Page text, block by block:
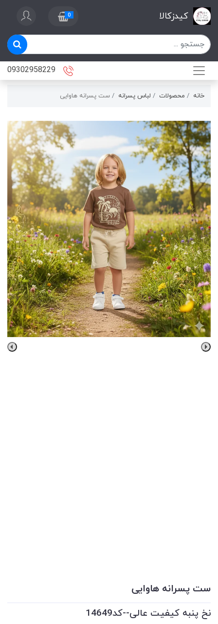
کیدزکالا 0
خانه محصولات لباس پسرانه ست پسرانه هاوایی
ست پسرانه هاوایی
نخ پنبه کیفیت عالی--کد14649